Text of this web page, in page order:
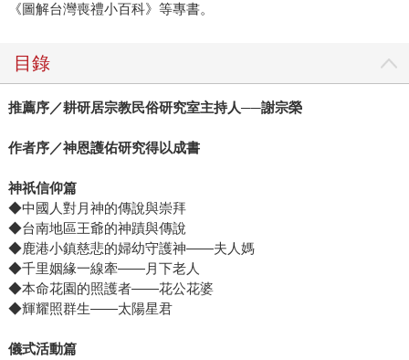
《圖解台灣喪禮小百科》等專書。
目錄
推薦序／耕研居宗教民俗研究室主持人──謝宗榮
作者序／神恩護佑研究得以成書
神祇信仰篇
◆中國人對月神的傳說與崇拜
◆台南地區王爺的神蹟與傳說
◆鹿港小鎮慈悲的婦幼守護神——夫人媽
◆千里姻緣一線牽——月下老人
◆本命花園的照護者——花公花婆
◆輝耀照群生——太陽星君
儀式活動篇